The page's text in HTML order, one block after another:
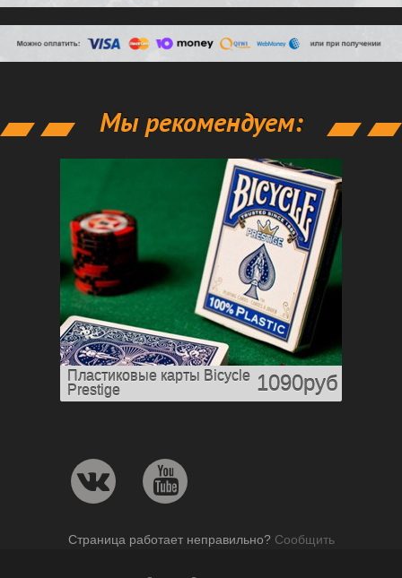
Мы рекомендуем:
Пластиковые карты Bicycle
Prestige
1090руб
Страница работает неправильно? Сообщить